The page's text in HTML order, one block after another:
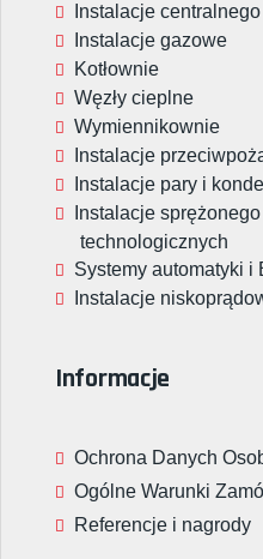
Instalacje
Instalacje gazowe
Kotłownie
Węzły cieplne
Wymiennikownie
Instalacje
Instalacje pary i
Instalacje
technologicznych
Systemy automatyki i
Instalacje
Informacje
Ochrona Danych
Ogólne Warunki
Referencje i nagrody